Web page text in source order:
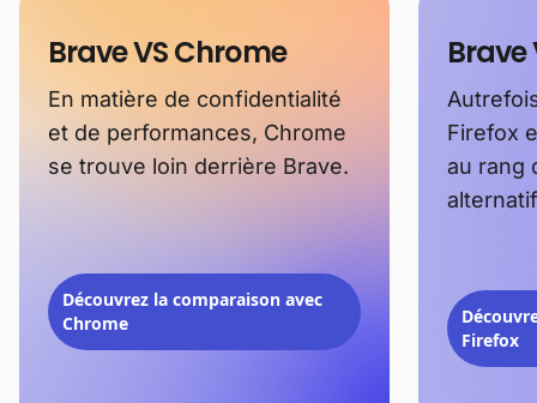
Brave VS Chrome
En matière de confidentialité
et de performances, Chrome
se trouve loin derrière Brave.
Découvrez la comparaison avec
Chrome
Brave
Firefox
au rang
Firefox